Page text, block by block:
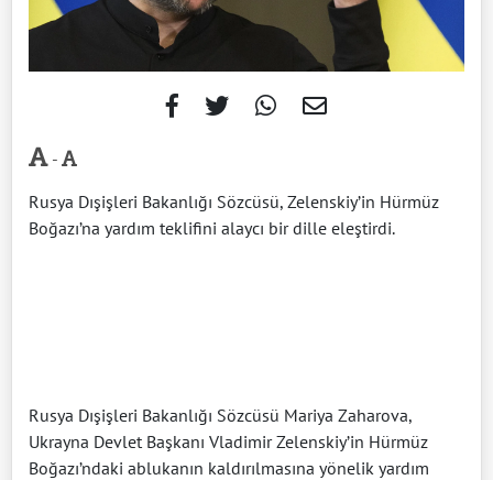
-
Rusya Dışişleri Bakanlığı Sözcüsü, Zelenskiy’in Hürmüz
Boğazı’na yardım teklifini alaycı bir dille eleştirdi.
Rusya Dışişleri Bakanlığı Sözcüsü Mariya Zaharova,
Ukrayna Devlet Başkanı Vladimir Zelenskiy’in Hürmüz
Boğazı’ndaki ablukanın kaldırılmasına yönelik yardım